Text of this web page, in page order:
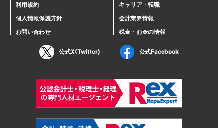
利用規約
個人情報保護方針
お問い合わせ
キャリア・転職
会計業界情報
税金・お金の情報
公式X(Twitter) 公式Facebook